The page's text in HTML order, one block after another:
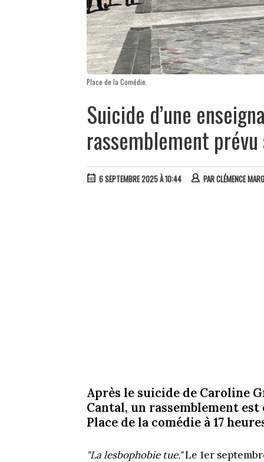
Place de la Comédie.
Suicide d’une
rassemblement
6 SEPTEMBRE 2025 À 10:44 PARCLÉMENCE
Après le suicide de Caroline
Cantal, un rassemblement
Place de la comédie à 17
"La lesbophobie tue."Le 1er